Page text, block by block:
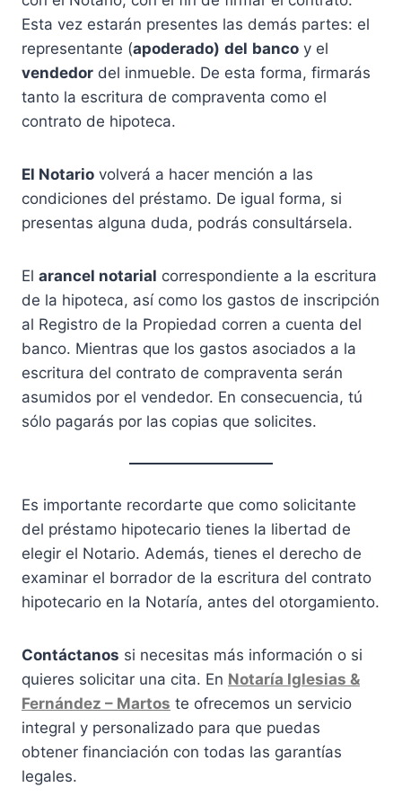
Esta vez estarán presentes las demás partes: el
representante (apoderado) del banco y el
vendedor del inmueble. De esta forma, firmarás
tanto la escritura de compraventa como el
contrato de hipoteca.
El Notario volverá a hacer mención a las
condiciones del préstamo. De igual forma, si
presentas alguna duda, podrás consultársela.
El arancel notarial correspondiente a la escritura
de la hipoteca, así como los gastos de inscripción
al Registro de la Propiedad corren a cuenta del
banco. Mientras que los gastos asociados a la
escritura del contrato de compraventa serán
asumidos por el vendedor. En consecuencia, tú
sólo pagarás por las copias que solicites.
Es importante recordarte que como solicitante
del préstamo hipotecario tienes la libertad de
elegir el Notario. Además, tienes el derecho de
examinar el borrador de la escritura del contrato
hipotecario en la Notaría, antes del otorgamiento.
Contáctanos si necesitas más información o si
quieres solicitar una cita. En Notaría Iglesias &
Fernández – Martos te ofrecemos un servicio
integral y personalizado para que puedas
obtener financiación con todas las garantías
legales.